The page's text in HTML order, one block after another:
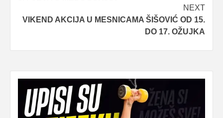
NEXT
VIKEND AKCIJA U MESNICAMA ŠIŠOVIĆ OD 15.
DO 17. OŽUJKA